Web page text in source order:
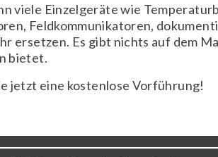
viele Einzelgeräte wie
Feldkommunikatoren,
ersetzen. Es gibt nichts auf dem
bietet.
jetzt eine kostenlose Vorführung!